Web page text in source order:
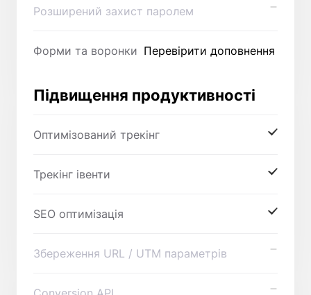
Розширений захист паролем
Форми та воронки Перевірити доповнення
Підвищення продуктивності
Оптимізований трекінг
Трекінг івенти
SEO оптимізація
Збереження URL / UTM параметрів